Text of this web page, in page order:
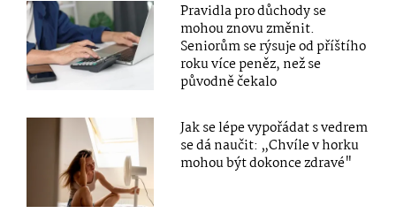
Pravidla pro důchody se
mohou znovu změnit.
Seniorům se rýsuje od příštího
roku více peněz, než se
původně čekalo
Jak se lépe vypořádat s vedrem
se dá naučit: „Chvíle v horku
mohou být dokonce zdravé"